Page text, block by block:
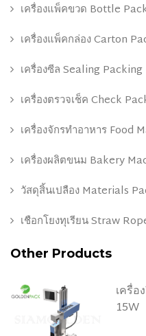
เครื่องแพ็คขวด Bottle
เครื่องแพ็คกล่อง Carton
เครื่องซีล Sealing Packing
เครื่องตรวจเช็ค Check
เครื่องจักรทำอาหาร Food
เครื่องผลิตขนม Bakery
วัสดุสิ้นเปลือง Materials
เชือกโยงทุเรียน Straw
Other Products
เครื่อ
15W